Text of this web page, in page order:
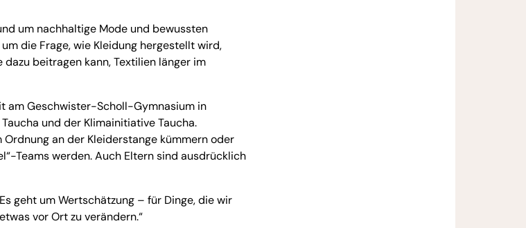
um nachhaltige Mode und bewussten
die Frage, wie Kleidung hergestellt wird,
dazu beitragen kann, Textilien länger im
am Geschwister-Scholl-Gymnasium in
und der Klimainitiative Taucha.
an der Kleiderstange kümmern oder
Teams werden. Auch Eltern sind ausdrücklich
geht um Wertschätzung – für Dinge, die wir
vor Ort zu verändern.“